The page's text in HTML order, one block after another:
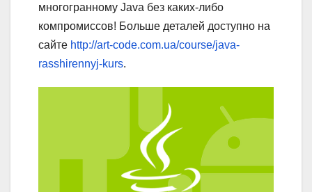
многогранному Java без каких-либо
компромиссов! Больше деталей доступно на
сайте http://art-code.com.ua/course/java-
rasshirennyj-kurs.